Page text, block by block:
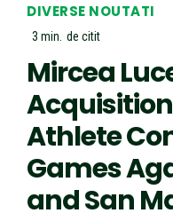
DIVERSE NOUTATI
3 min. de citit
Mircea
Athlete
Games
and San